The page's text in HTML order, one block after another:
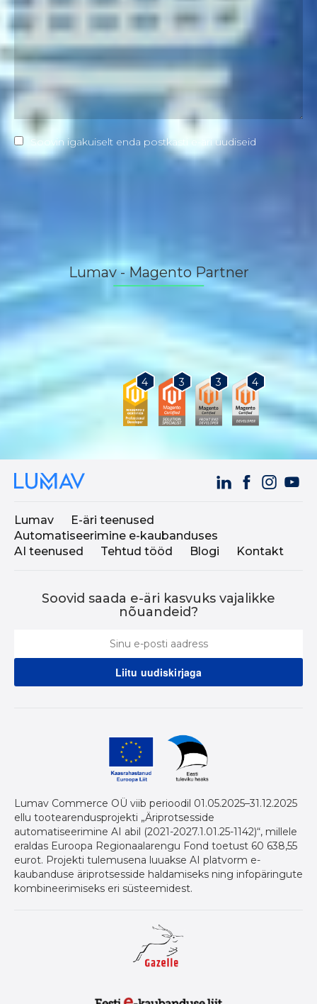
Soovin igakuiselt enda postkasti e-äri uudiseid
Lumav - Magento Partner
Magento sertifitseeritud partnerina pakume
klientidele parimaid lahendusi mis tagavad
4 3 3 4
Lumav
E-äri teenused
Automatiseerimine e-kaubanduses
AI teenused
Tehtud tööd Blogi Kontakt
Soovid saada e-äri kasvuks vajalikke
nõuandeid?
Lumav Commerce OÜ viib perioodil 01.05.2025–31.12.2025
ellu tootearendusprojekti „Äriprotsesside
automatiseerimine AI abil (2021-2027.1.01.25-1142)“, millele
eraldas Euroopa Regionaalarengu Fond toetust 60 638,55
eurot. Projekti tulemusena luuakse AI platvorm e-
kaubanduse äriprotsesside haldamiseks ning infopäringute
kombineerimiseks eri süsteemidest.